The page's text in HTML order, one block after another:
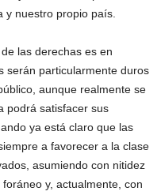
y nuestro propio país.
las derechas es en
serán particularmente duros
aunque realmente se
podrá satisfacer sus
ya está claro que las
a favorecer a la clase
asumiendo con nitidez
y, actualmente, con